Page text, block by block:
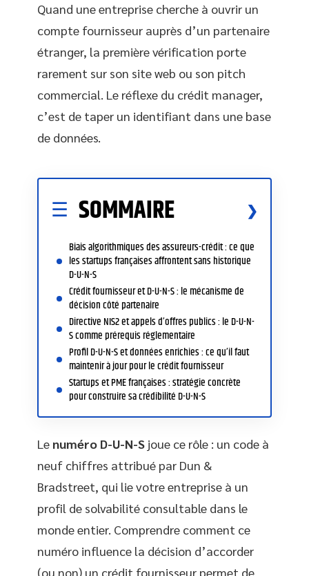
Quand une entreprise cherche à ouvrir un
compte fournisseur auprès d’un partenaire
étranger, la première vérification porte
rarement sur son site web ou son pitch
commercial. Le réflexe du crédit manager,
c’est de taper un identifiant dans une base
de données.
SOMMAIRE
Biais algorithmiques des assureurs-crédit : ce que
les startups françaises affrontent sans historique
D-U-N-S
Crédit fournisseur et D-U-N-S : le mécanisme de
décision côté partenaire
Directive NIS2 et appels d’offres publics : le D-U-N-
S comme prérequis réglementaire
Profil D-U-N-S et données enrichies : ce qu’il faut
maintenir à jour pour le crédit fournisseur
Startups et PME françaises : stratégie concrète
pour construire sa crédibilité D-U-N-S
Le numéro D-U-N-S joue ce rôle : un code à
neuf chiffres attribué par Dun &
Bradstreet, qui lie votre entreprise à un
profil de solvabilité consultable dans le
monde entier. Comprendre comment ce
numéro influence la décision d’accorder
(ou non) un crédit fournisseur permet de